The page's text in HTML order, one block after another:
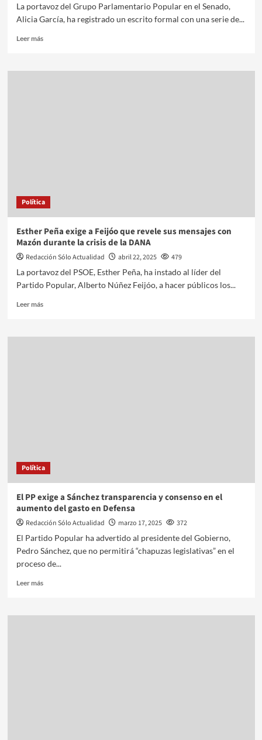
La portavoz del Grupo Parlamentario Popular en el Senado,
Alicia García, ha registrado un escrito formal con una serie de...
Leer más
Política
Esther Peña exige a Feijóo que revele sus mensajes con
Mazón durante la crisis de la DANA
Redacción Sólo Actualidad abril 22, 2025
479
La portavoz del PSOE, Esther Peña, ha instado al líder del
Partido Popular, Alberto Núñez Feijóo, a hacer públicos los...
Leer más
Política
El PP exige a Sánchez transparencia y consenso en el
aumento del gasto en Defensa
Redacción Sólo Actualidad marzo 17, 2025
372
El Partido Popular ha advertido al presidente del Gobierno,
Pedro Sánchez, que no permitirá “chapuzas legislativas” en el
proceso de...
Leer más